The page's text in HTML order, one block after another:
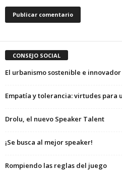
CONSEJO SOCIAL
El urbanismo sostenible e
Empatía y tolerancia: virtudes para
Drolu, el nuevo Speaker Talent
¡Se busca al mejor speaker!
Rompiendo las reglas del juego